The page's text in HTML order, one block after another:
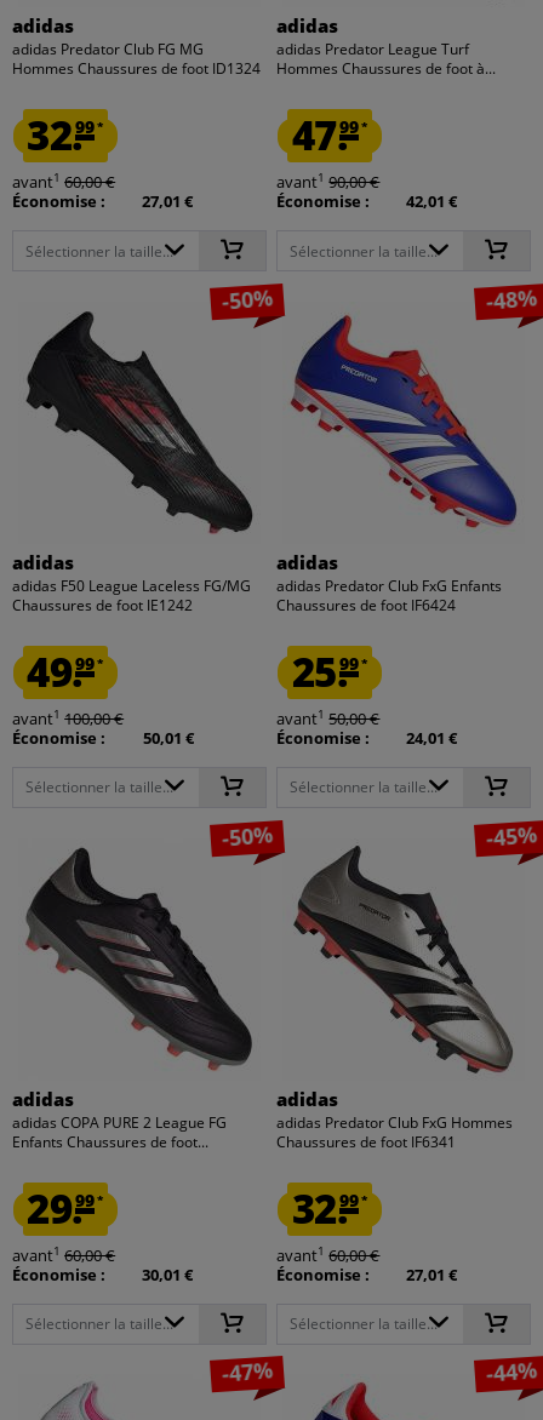
adidas
adidas Predator Club FG MG
Hommes Chaussures de foot ID1324
32.99*
avant1 60,00 €
Économise :
27,01 €
Sélectionner la taille...
adidas
adidas Predator League Turf
Hommes Chaussures de foot à...
47.99*
avant1 90,00 €
Économise :
42,01 €
Sélectionner la taille...
-50%
adidas
adidas F50 League Laceless FG/MG
Chaussures de foot IE1242
49.99*
avant1 100,00 €
Économise :
50,01 €
Sélectionner la taille...
-48%
adidas
adidas Predator Club FxG Enfants
Chaussures de foot IF6424
25.99*
avant1 50,00 €
Économise :
24,01 €
Sélectionner la taille...
-50%
adidas
adidas COPA PURE 2 League FG
Enfants Chaussures de foot...
29.99*
avant1 60,00 €
Économise :
30,01 €
Sélectionner la taille...
-45%
adidas
adidas Predator Club FxG Hommes
Chaussures de foot IF6341
32.99*
avant1 60,00 €
Économise :
27,01 €
Sélectionner la taille...
-47% -44%